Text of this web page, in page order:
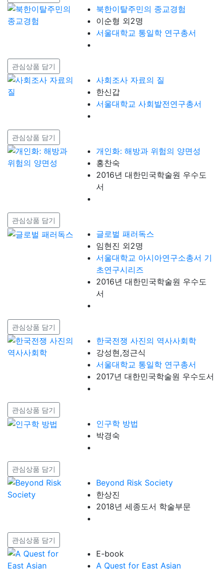
북한이탈주민의 종교경험
이순형 외2명
서울대학교 통일학 연구총서
관심상품 담기
사회조사 자료의 질
한신갑
서울대학교 사회발전연구총서
관심상품 담기
개인화: 해방과 위험의 양면성
홍찬숙
2016년 대한민국학술원 우수도
서
관심상품 담기
글로벌 패러독스
임현진 외2명
서울대학교 아시아연구소총서 기
초연구시리즈
2016년 대한민국학술원 우수도
서
관심상품 담기
한국전쟁 사진의 역사사회학
강성현,정근식
서울대학교 통일학 연구총서
2017년 대한민국학술원 우수도서
관심상품 담기
인구학 방법
박경숙
관심상품 담기
Beyond Risk Society
한상진
2018년 세종도서 학술부문
관심상품 담기
E-book
A Quest for East Asian